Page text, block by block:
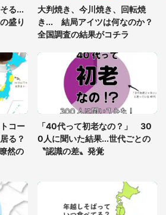
てた〝野生の野菜〟に6.5万人戦慄
街に住んでいます」住人の呟きに30万
が存在しないか、あなたはわかる？
に途中参加する娘を送って行ったら、真
遭難状態。なんとか見つけた民家に助け
、住人の男性が...」
る...
盛り
大判焼き、今川焼き、回転焼
き... 結局アイツは何なのか？
全国調査の結果がコチラ
コー
る？
然の
「40代って初老なの？」 30
0人に聞いた結果...世代ごとの
〝認識の差〟発覚